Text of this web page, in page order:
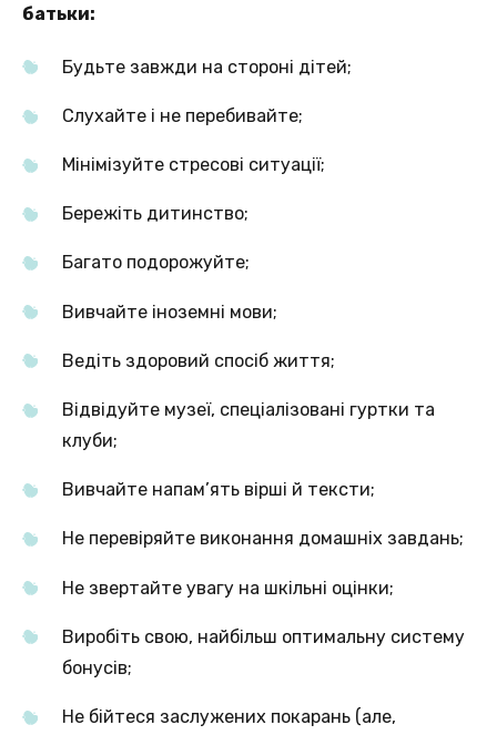
батьки:
Будьте завжди на стороні дітей;
Слухайте і не перебивайте;
Мінімізуйте стресові ситуації;
Бережіть дитинство;
Багато подорожуйте;
Вивчайте іноземні мови;
Ведіть здоровий спосіб життя;
Відвідуйте музеї, спеціалізовані гуртки та
клуби;
Вивчайте напам’ять вірші й тексти;
Не перевіряйте виконання домашніх завдань;
Не звертайте увагу на шкільні оцінки;
Виробіть свою, найбільш оптимальну систему
бонусів;
Не бійтеся заслужених покарань (але,